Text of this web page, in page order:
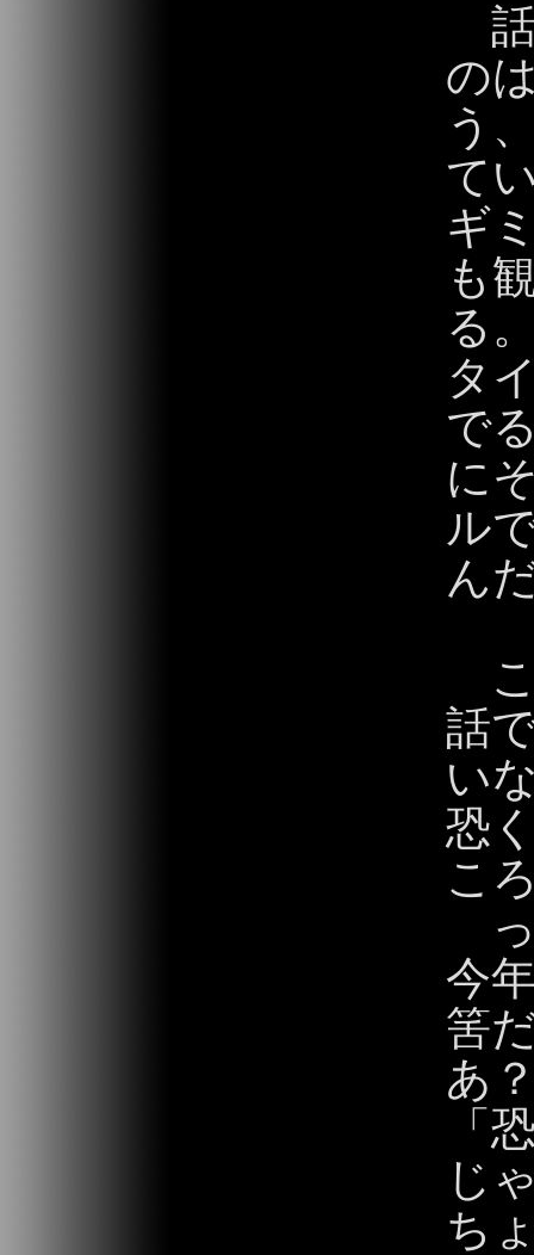
話
の
う
て
ギ
も
る
タ
で
に
ル
ん
こ
話
い
恐
こ
っ
今
筈
あ
「
じ
ち